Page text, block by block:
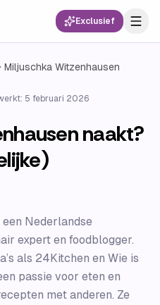
Exclusief
Miljuschka Witzenhausen
5 februari 2026
naakt?
Nederlandse
expert en foodblogger.
als 24Kitchen en Wie is
passie voor eten en
met anderen. Ze